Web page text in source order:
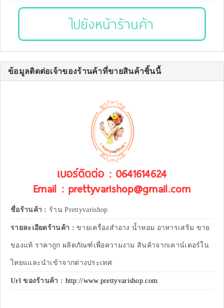
ไปยังหน้าร้านค้า
ข้อมูลติดต่อเจ้าของร้านค้าที่ขายสินค้าชิ้นนี้
เบอร์ติดต่อ : 0641614624
Email : prettyvarishop@gmail.com
ชื่อร้านค้า : ร้าน Prettyvarishop
รายละเอียดร้านค้า :ขายเครื่องสำอาง น้ำหอม อาหารเสริม ขาย
ของแท้ ราคาถูก ผลิตภัณฑ์เพื่อความงาม สินค้าจากเคาน์เตอร์ใน
ไทยแและนำเข้าจากต่างประเทศ
Url ของร้านค้า : http://www.prettyvarishop.com